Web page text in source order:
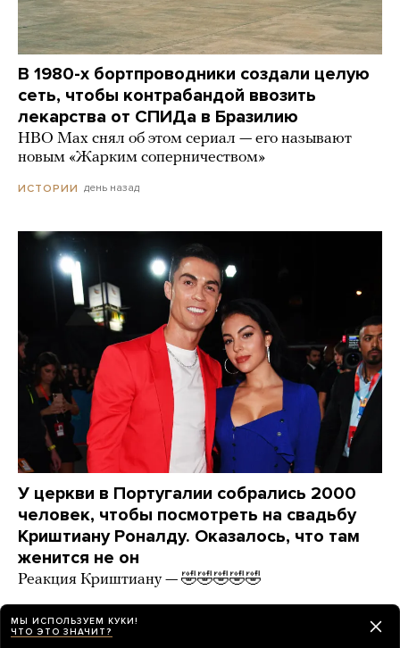
В 1980-х бортпроводники создали целую
сеть, чтобы контрабандой ввозить
лекарства от СПИДа в Бразилию
HBO Max снял об этом сериал — его называют
новым «Жарким соперничеством»
ИСТОРИИ день назад
У церкви в Португалии собрались 2000
человек, чтобы посмотреть на свадьбу
Криштиану Роналду. Оказалось, что там
женится не он
Реакция Криштиану — 🤣🤣🤣🤣🤣
НОВОСТИ 21 час назад
МЫ ИСПОЛЬЗУЕМ КУКИ!
ЧТО ЭТО ЗНАЧИТ?